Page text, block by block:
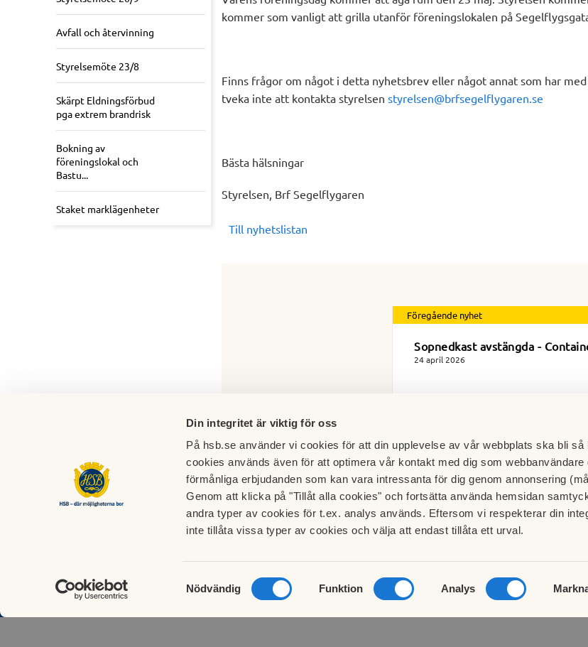
Din integritet är viktig för oss
På hsb.se använder vi cookies för att din upplevelse av vår webbplats ska bli
cookies används även för att optimera vår kontakt med dig som
förmånliga erbjudanden som kan vara intressanta för dig genom annonsering
Genom att klicka på "Tillåt alla cookies" och fortsätta använda hemsidan
andra typer av cookies för t.ex. analys används. Eftersom vi respekterar din
inte tillåta vissa typer av cookies och välja att endast tillåta ett urval.
Samtyckesval
Nödvändig Funktion Analys
Avfall och återvinning
Styrelsemöte 23/8
Skärpt Eldningsförbud
pga extrem brandrisk
Bokning av
föreningslokal och
Bastu...
Staket marklägenheter
kommer som vanligt att grilla utanför föreningslokalen på
Finns frågor om något i detta nyhetsbrev eller något annat som har
tveka inte att kontakta styrelsen styrelsen@brfsegelflygaren.se
Bästa hälsningar
Styrelsen, Brf Segelflygaren
Till nyhetslistan
Föregående nyhet
Sopnedkast avstängda -
24 april 2026
Läs mer om
Redigera